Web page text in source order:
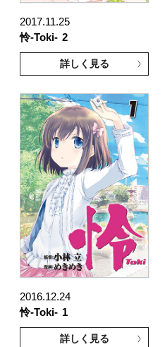
2017.11.25
怜-Toki- 2
詳しく見る
2016.12.24
怜-Toki- 1
詳しく見る